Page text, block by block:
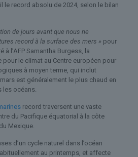
le record absolu de 2024, selon le bilan
de jours avant que nous ne
record à la surface des mers » pour
à l’AFP Samantha Burgess, la
le climat au Centre européen pour
à moyen terme, qui inclut
est généralement le plus chaud en
les océans.
record traversent une vaste
du Pacifique équatorial à la côte
Mexique.
d’un cycle naturel dans l’océan
au printemps, et affecte